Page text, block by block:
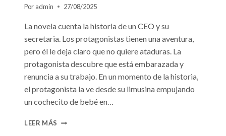
Por admin 27/08/2025
La novela cuenta la historia de un CEO y su
secretaria. Los protagonistas tienen una aventura,
pero él le deja claro que no quiere ataduras. La
protagonista descubre que está embarazada y
renuncia a su trabajo. En un momento de la historia,
el protagonista la ve desde su limusina empujando
un cochecito de bebé en…
LEER MÁS CONSULTA